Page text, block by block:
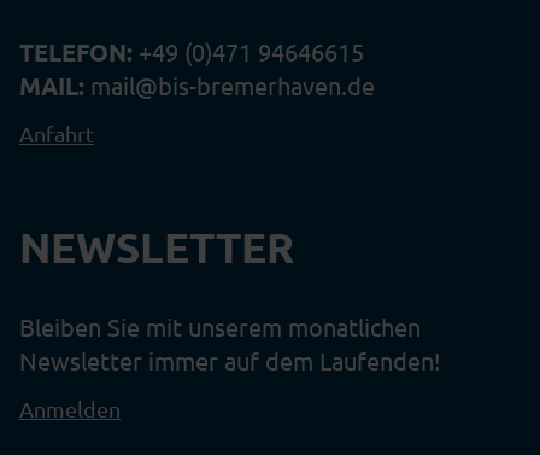
TELEFON: +49 (0)471 94646615
MAIL: mail@bis-bremerhaven.de
Anfahrt
NEWSLETTER
Bleiben Sie mit unserem monatlichen
Newsletter immer auf dem Laufenden!
Anmelden